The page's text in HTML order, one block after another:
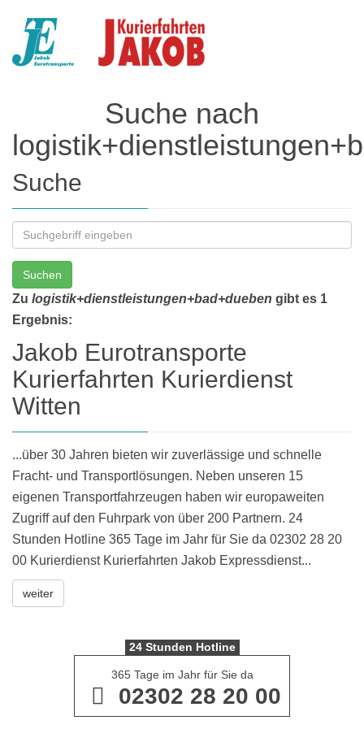
Suche nach
Suche
Suchen
Zu logistik+dienstleistungen+bad+dueben gibt es 1
Ergebnis:
Jakob Eurotransporte
Kurierfahrten Kurierdienst
Witten
...über 30 Jahren bieten wir zuverlässige und schnelle
Fracht- und Transportlösungen. Neben unseren 15
eigenen Transportfahrzeugen haben wir europaweiten
Zugriff auf den Fuhrpark von über 200 Partnern. 24
Stunden Hotline 365 Tage im Jahr für Sie da 02302 28 20
00 Kurierdienst Kurierfahrten Jakob Expressdienst...
weiter
24 Stunden Hotline
365 Tage im Jahr für Sie da
02302 28 20 00